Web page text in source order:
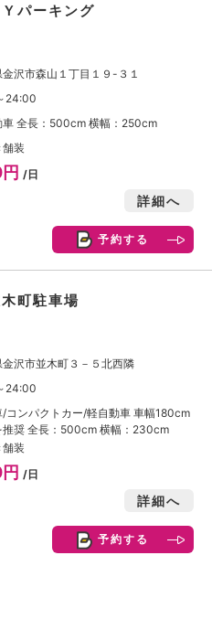
パーキング
金沢市森山１丁目１９-３１
24:00
車 全長：500cm 横幅：250cm
装
/日
詳細へ
予約する
町駐車場
金沢市並木町３－５北西隣
24:00
/コンパクトカー/軽自動車 車幅180cm
推奨 全長：500cm 横幅：230cm
装
/日
詳細へ
予約する